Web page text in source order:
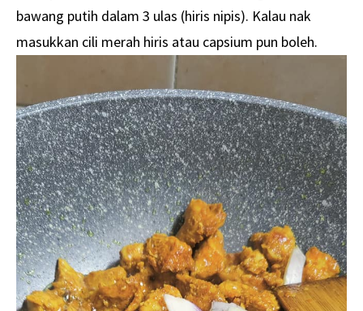
bawang putih dalam 3 ulas (hiris nipis). Kalau nak
masukkan cili merah hiris atau capsium pun boleh.